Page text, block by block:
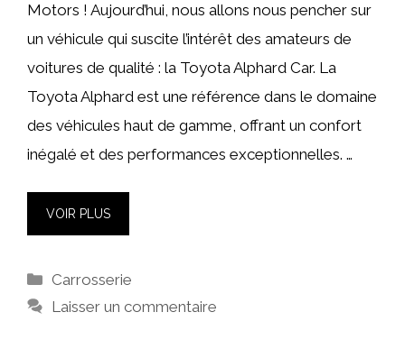
Motors ! Aujourd’hui, nous allons nous pencher sur
un véhicule qui suscite l’intérêt des amateurs de
voitures de qualité : la Toyota Alphard Car. La
Toyota Alphard est une référence dans le domaine
des véhicules haut de gamme, offrant un confort
inégalé et des performances exceptionnelles. …
VOIR PLUS
Catégories
Carrosserie
Laisser un commentaire